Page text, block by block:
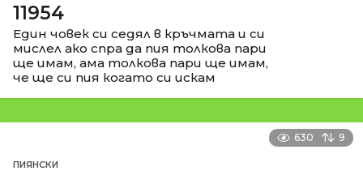
11954
Един човек си седял в кръчмата и си
мислел ако спра да пия толкова пари
ще имам, ама толкова пари ще имам,
че ще си пия когато си искам
630 9
ПИЯНСКИ